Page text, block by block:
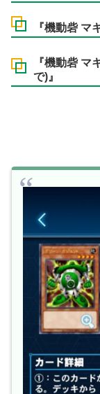
『機動砦 マ
『機動砦 マ
で)』